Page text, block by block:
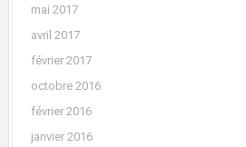
mai 2017
avril 2017
février 2017
octobre 2016
février 2016
janvier 2016